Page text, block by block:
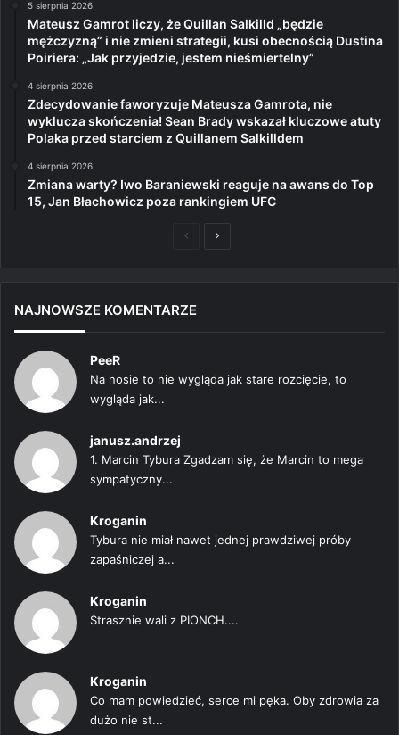
5 sierpnia 2026
Mateusz Gamrot liczy, że Quillan Salkilld „będzie
mężczyzną” i nie zmieni strategii, kusi obecnością Dustina
Poiriera: „Jak przyjedzie, jestem nieśmiertelny”
4 sierpnia 2026
Zdecydowanie faworyzuje Mateusza Gamrota, nie
wyklucza skończenia! Sean Brady wskazał kluczowe atuty
Polaka przed starciem z Quillanem Salkilldem
4 sierpnia 2026
Zmiana warty? Iwo Baraniewski reaguje na awans do Top
15, Jan Błachowicz poza rankingiem UFC
PoprzedniaNastępna
NAJNOWSZE KOMENTARZE
PeeR
Na nosie to nie wygląda jak stare rozcięcie, to
wygląda jak...
janusz.andrzej
1. Marcin Tybura Zgadzam się, że Marcin to mega
sympatyczny...
Kroganin
Tybura nie miał nawet jednej prawdziwej próby
zapaśniczej a...
Kroganin
Strasznie wali z PIONCH....
Kroganin
Co mam powiedzieć, serce mi pęka. Oby zdrowia za
dużo nie st...